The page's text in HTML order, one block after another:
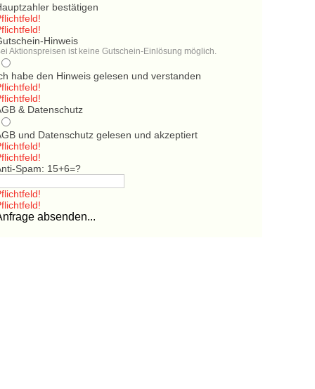
bestätigen
Hinweis
Aktionspreisen ist keine Gutschein-Einlösung möglich.
habe den Hinweis gelesen und verstanden
& Datenschutz
und Datenschutz gelesen und akzeptiert
Spam: 15+6=?
absenden...